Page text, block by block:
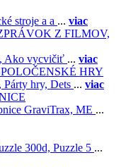
stroje a a ... viac
Z FILMOV,
Ako vycvičiť ... viac
HRY
Párty hry, Dets ... viac
GraviTrax, ME ...
300d, Puzzle 5 ...